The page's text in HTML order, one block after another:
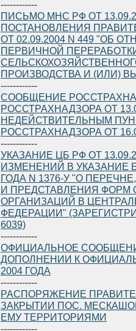
------------
ПИСЬМО МНС РФ ОТ
ПОСТАНОВЛЕНИЯ
ОТ 02.09.2004 N 449 "ОБ
ПЕРВИЧНОЙ
ПРОИЗВОДСТВА И (ИЛИ)
------------
СООБЩЕНИЕ
РОССТРАХНАДЗОРА ОТ
НЕДЕЙСТВИТЕЛЬНЫМ
РОССТРАХНАДЗОРА ОТ
------------
УКАЗАНИЕ ЦБ РФ ОТ
ИЗМЕНЕНИЙ В УКАЗАНИЕ
ГОДА N 1376-У "О
И ПРЕДСТАВЛЕНИЯ ФОРМ
ОРГАНИЗАЦИЙ В
ФЕДЕРАЦИИ"
6039)
------------
ОФИЦИАЛЬНОЕ
ДОПОЛНЕНИИ К
2004 ГОДА
------------
РАСПОРЯЖЕНИЕ
ЗАКРЫТИИ ПОС.
ЕМУ ТЕРРИТОРИЯМИ
------------